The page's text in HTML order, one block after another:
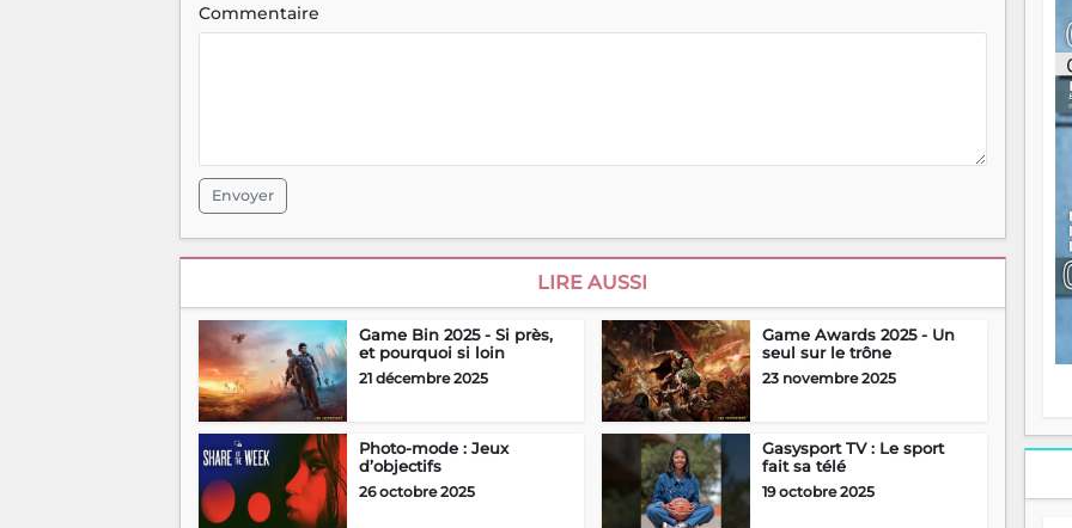
Commentaire
Envoyer
LIRE AUSSI
Game Bin 2025 - Si près,
et pourquoi si loin
21 décembre 2025
Game Awards 2025 - Un
seul sur le trône
23 novembre 2025
Photo-mode : Jeux
d’objectifs
26 octobre 2025
Gasysport TV : Le sport
fait sa télé
19 octobre 2025